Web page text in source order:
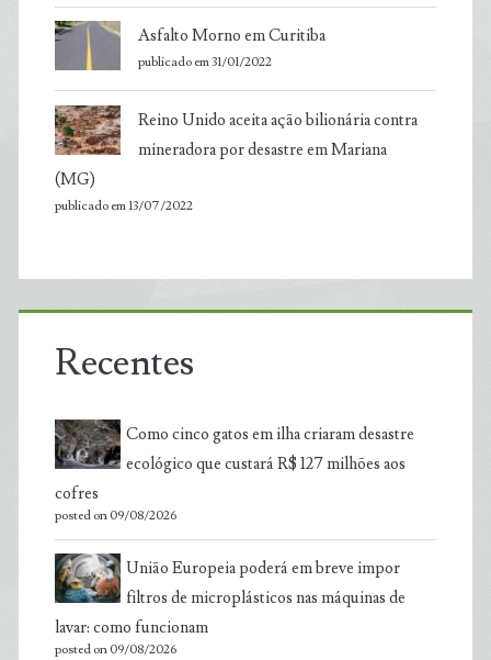
Asfalto Morno em Curitiba
publicado em 31/01/2022
Reino Unido aceita ação bilionária contra
mineradora por desastre em Mariana
(MG)
publicado em 13/07/2022
Recentes
Como cinco gatos em ilha criaram desastre
ecológico que custará R$ 127 milhões aos
cofres
posted on 09/08/2026
União Europeia poderá em breve impor
filtros de microplásticos nas máquinas de
lavar: como funcionam
posted on 09/08/2026